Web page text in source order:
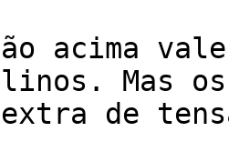
acima
Mas
extra de